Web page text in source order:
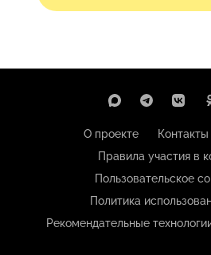
О проекте Контакты
Правила участия в
Пользовательское
Политика
Рекомендательные